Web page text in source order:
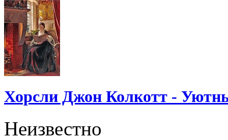
Хорсли Джон Колкотт -
Неизвестно